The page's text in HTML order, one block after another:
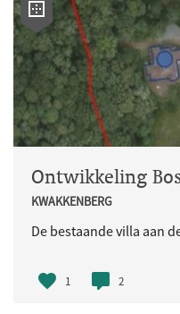
Ontwikkeling
KWAKKENBERG
1 2